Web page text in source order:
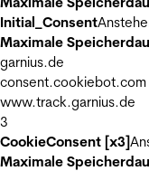
Initial_Consent
Maximale
garnius.de
consent.cookiebot.com
www.track.garnius.de
3
CookieConsent [x3]
Maximale